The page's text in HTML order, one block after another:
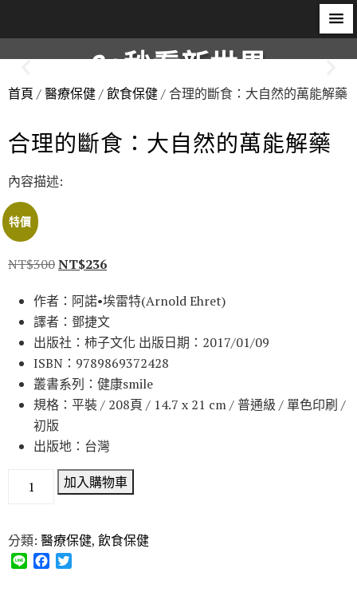
60秒看新世界
柿子文化
首頁 /醫療保健/飲食保健/ 合理的斷食：大自然的萬能解藥
合理的斷食：大自然的萬能解藥
內容描述:
特價
NT$300NT$236
作者：阿諾•埃雷特(Arnold Ehret)
譯者：鄧捷文
出版社：柿子文化 出版日期：2017/01/09
ISBN：9789869372428
叢書系列：健康smile
規格：平裝 / 208頁 / 14.7 x 21 cm / 普通級 / 單色印刷 /
初版
出版地：台灣
加入購物車
分類: 醫療保健, 飲食保健